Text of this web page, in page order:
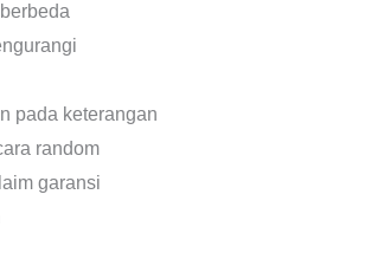
pada keterangan
random
garansi